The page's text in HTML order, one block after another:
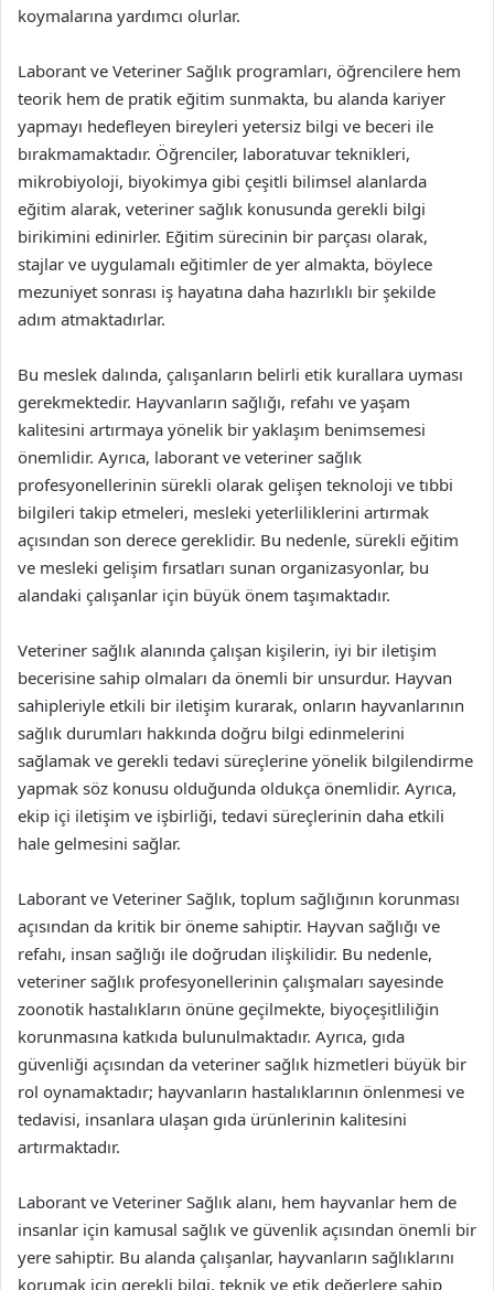
koymalarına yardımcı olurlar.
Laborant ve Veteriner Sağlık programları, öğrencilere hem
teorik hem de pratik eğitim sunmakta, bu alanda kariyer
yapmayı hedefleyen bireyleri yetersiz bilgi ve beceri ile
bırakmamaktadır. Öğrenciler, laboratuvar teknikleri,
mikrobiyoloji, biyokimya gibi çeşitli bilimsel alanlarda
eğitim alarak, veteriner sağlık konusunda gerekli bilgi
birikimini edinirler. Eğitim sürecinin bir parçası olarak,
stajlar ve uygulamalı eğitimler de yer almakta, böylece
mezuniyet sonrası iş hayatına daha hazırlıklı bir şekilde
adım atmaktadırlar.
Bu meslek dalında, çalışanların belirli etik kurallara uyması
gerekmektedir. Hayvanların sağlığı, refahı ve yaşam
kalitesini artırmaya yönelik bir yaklaşım benimsemesi
önemlidir. Ayrıca, laborant ve veteriner sağlık
profesyonellerinin sürekli olarak gelişen teknoloji ve tıbbi
bilgileri takip etmeleri, mesleki yeterliliklerini artırmak
açısından son derece gereklidir. Bu nedenle, sürekli eğitim
ve mesleki gelişim fırsatları sunan organizasyonlar, bu
alandaki çalışanlar için büyük önem taşımaktadır.
Veteriner sağlık alanında çalışan kişilerin, iyi bir iletişim
becerisine sahip olmaları da önemli bir unsurdur. Hayvan
sahipleriyle etkili bir iletişim kurarak, onların hayvanlarının
sağlık durumları hakkında doğru bilgi edinmelerini
sağlamak ve gerekli tedavi süreçlerine yönelik bilgilendirme
yapmak söz konusu olduğunda oldukça önemlidir. Ayrıca,
ekip içi iletişim ve işbirliği, tedavi süreçlerinin daha etkili
hale gelmesini sağlar.
Laborant ve Veteriner Sağlık, toplum sağlığının korunması
açısından da kritik bir öneme sahiptir. Hayvan sağlığı ve
refahı, insan sağlığı ile doğrudan ilişkilidir. Bu nedenle,
veteriner sağlık profesyonellerinin çalışmaları sayesinde
zoonotik hastalıkların önüne geçilmekte, biyoçeşitliliğin
korunmasına katkıda bulunulmaktadır. Ayrıca, gıda
güvenliği açısından da veteriner sağlık hizmetleri büyük bir
rol oynamaktadır; hayvanların hastalıklarının önlenmesi ve
tedavisi, insanlara ulaşan gıda ürünlerinin kalitesini
artırmaktadır.
Laborant ve Veteriner Sağlık alanı, hem hayvanlar hem de
insanlar için kamusal sağlık ve güvenlik açısından önemli bir
yere sahiptir. Bu alanda çalışanlar, hayvanların sağlıklarını
korumak için gerekli bilgi, teknik ve etik değerlere sahip